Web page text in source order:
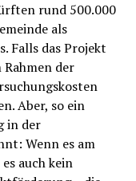
rund 500.000
als
Falls das Projekt
der
Aber, so ein
in der
Wenn es am
auch kein